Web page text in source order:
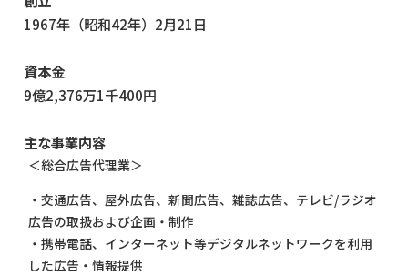
1967年（昭和42年）2月21日
資本金
9億2,376万1千400円
主な事業内容
＜総合広告代理業＞
・交通広告、屋外広告、新聞広告、雑誌広告、テレビ/ラジオ
広告の取扱および企画・制作
・携帯電話、インターネット等デジタルネットワークを利用
した広告・情報提供